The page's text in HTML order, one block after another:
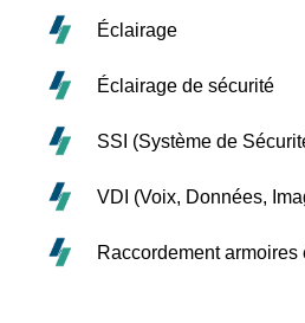
Éclairage
Éclairage de sécurité
SSI (Système de
VDI (Voix, Données,
Raccordement armoires